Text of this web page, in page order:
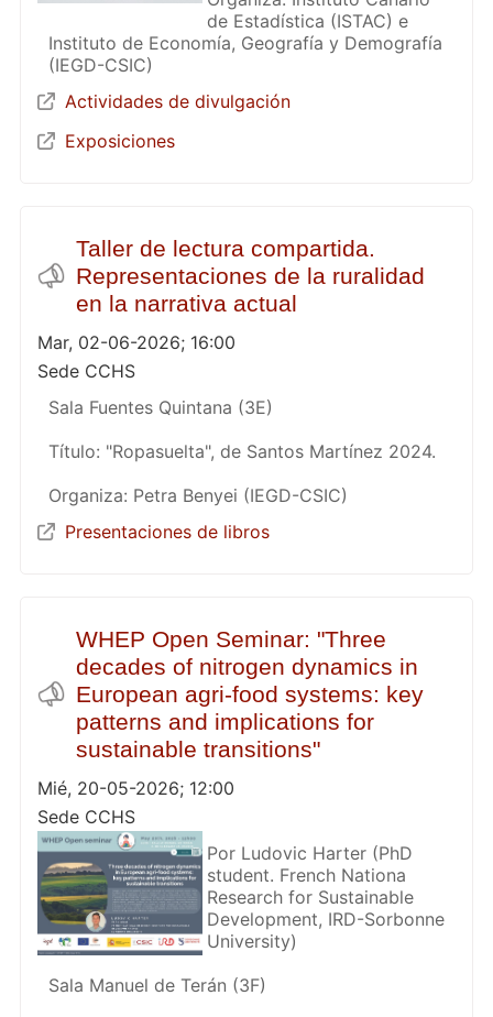
de Estadística (ISTAC) e
Instituto de Economía, Geografía y Demografía
(IEGD-CSIC)
Actividades de divulgación
Exposiciones
Taller de lectura compartida.
Representaciones de la ruralidad
en la narrativa actual
Mar, 02-06-2026; 16:00
Sede CCHS
Sala Fuentes Quintana (3E)
Título: "Ropasuelta", de Santos Martínez 2024.
Organiza: Petra Benyei (IEGD-CSIC)
Presentaciones de libros
WHEP Open Seminar: "Three
decades of nitrogen dynamics in
European agri-food systems: key
patterns and implications for
sustainable transitions"
Mié, 20-05-2026; 12:00
Sede CCHS
Por Ludovic Harter (PhD
student. French Nationa
Research for Sustainable
Development, IRD-Sorbonne
University)
Sala Manuel de Terán (3F)